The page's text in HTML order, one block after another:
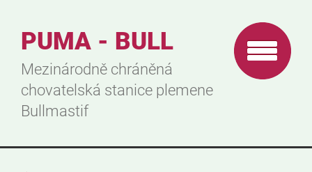
PUMA - BULL
Mezinárodně chráněná
chovatelská stanice plemene
Bullmastif